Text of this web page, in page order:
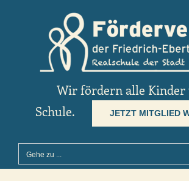
Wir fördern alle Kinder
Schule.
JETZT MITGLIED
Gehe zu ...